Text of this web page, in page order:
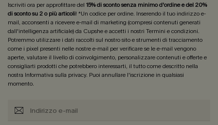
Iscriviti ora per approfittare del 15% di sconto senza minimo d'ordine e del 20%
di sconto su 2 o più articoli! *Un codice per ordine. Inserendo il tuo indirizzo e-
mail, acconsenti a ricevere e-mail di marketing (compresi contenuti generati
dall'intelligenza artificiale) da Cupshe e accetti i nostri Termini e condizioni.
Potremmo utilizzare i dati raccolti sul nostro sito e strumenti di tracciamento
come i pixel presenti nelle nostre e-mail per verificare se le e-mail vengono
aperte, valutare il livello di coinvolgimento, personalizzare contenuti e offerte e
consigliarti prodotti che potrebbero interessarti, il tutto come descritto nella
nostra Informativa sulla privacy. Puoi annullare l'iscrizione in qualsiasi
momento.